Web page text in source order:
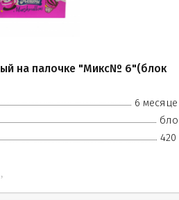
на палочке "Микс№ 6"(блок
6
420